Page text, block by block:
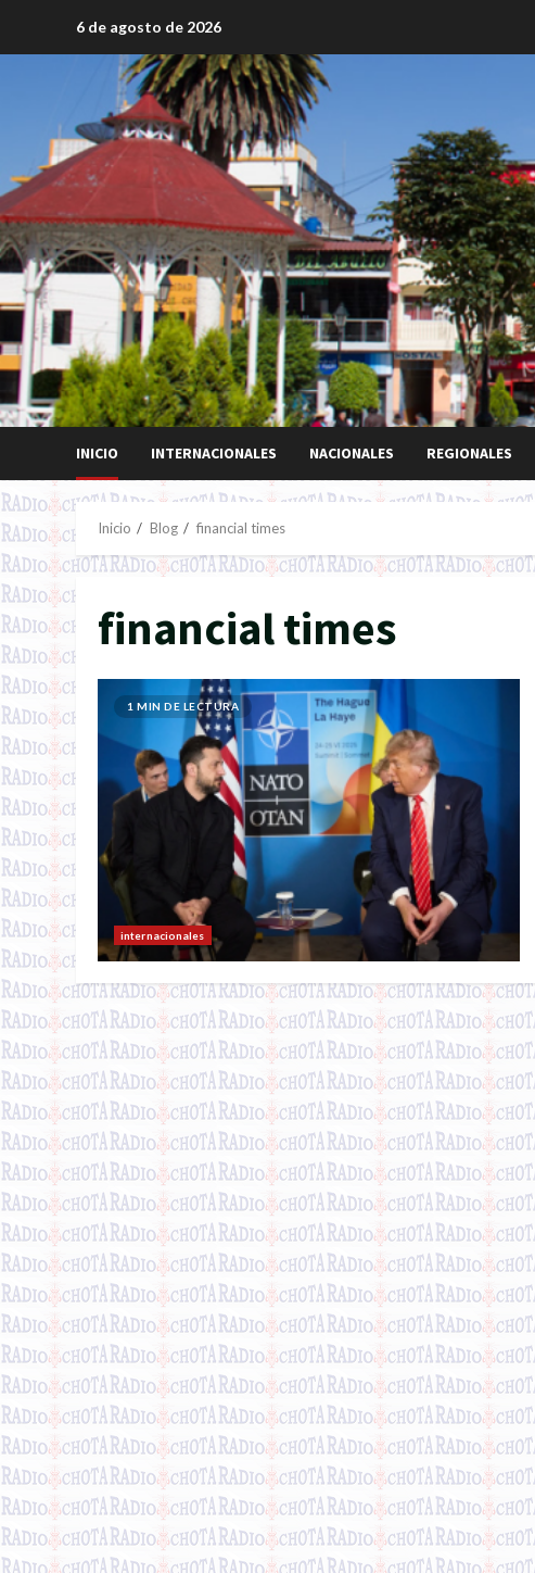
6 de agosto de 2026
INICIO INTERNACIONALES NACIONALES REGIONALES
Inicio Blog financial times
financial times
1 MIN DE LECTURA
internacionales